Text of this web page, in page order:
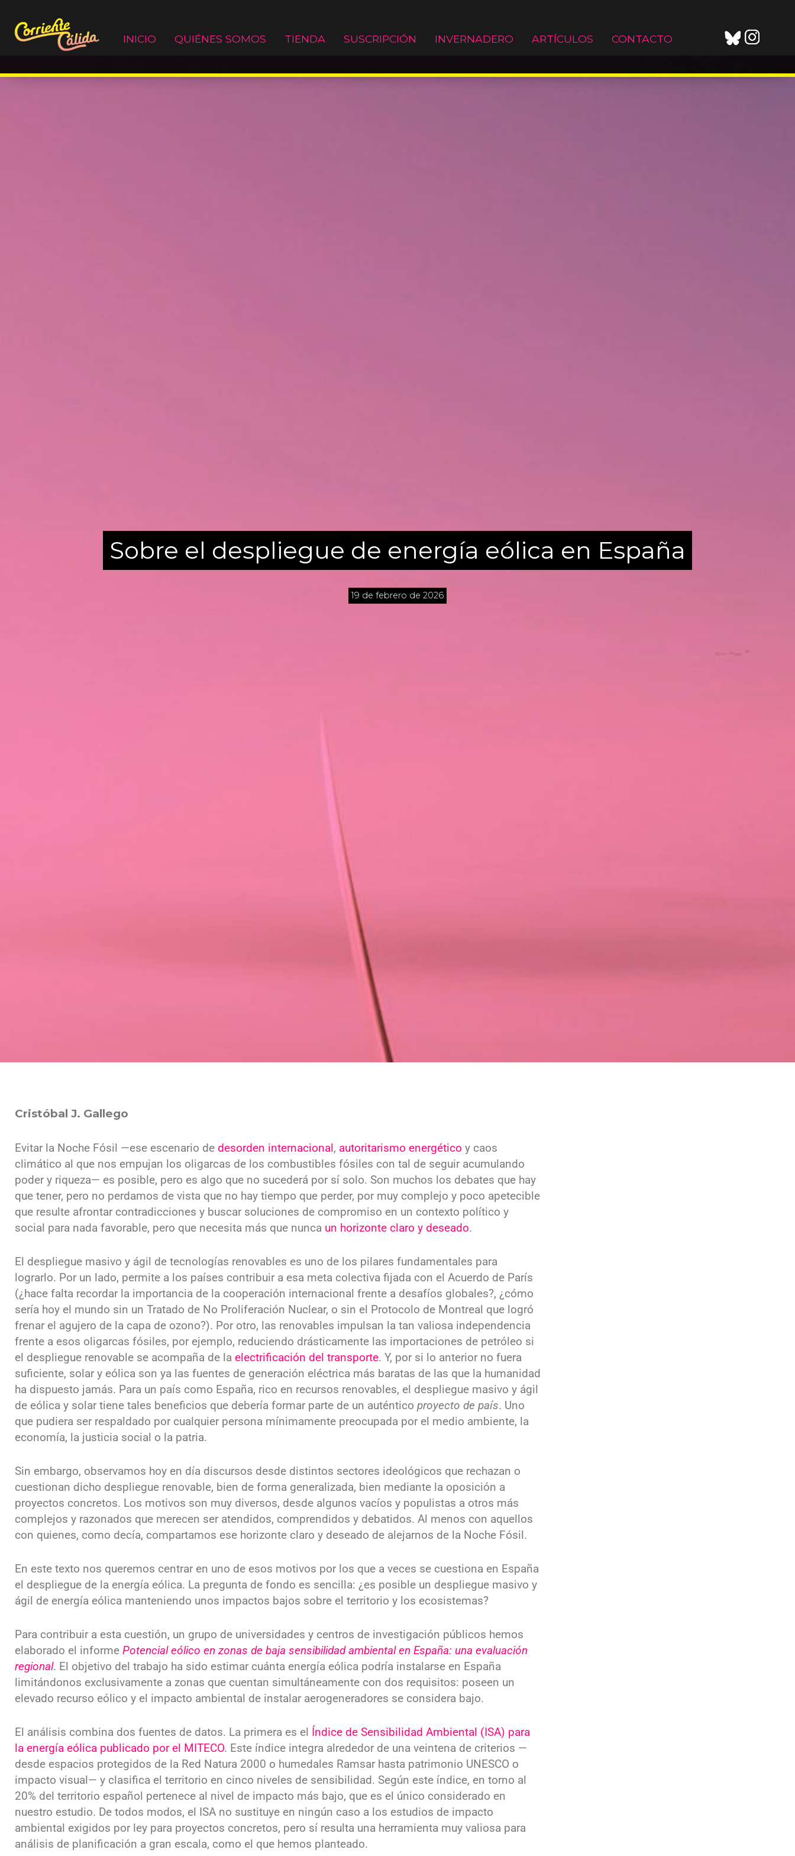
Saltar
INICIO QUIÉNES SOMOS TIENDA SUSCRIPCIÓN INVERNADERO ARTÍCULOS CONTACTO
Sobre el despliegue de energía eólica en España
19 de febrero de 2026
Cristóbal J. Gallego
Evitar la Noche Fósil —ese escenario de desorden internacional , autoritarismo energético y caos
climático al que nos empujan los oligarcas de los combustibles fósiles con tal de seguir acumulando
poder y riqueza— es posible, pero es algo que no sucederá por sí solo. Son muchos los debates que hay
que tener, pero no perdamos de vista que no hay tiempo que perder, por muy complejo y poco apetecible
que resulte afrontar contradicciones y buscar soluciones de compromiso en un contexto político y
social para nada favorable, pero que necesita más que nunca un horizonte claro y deseado.
El despliegue masivo y ágil de tecnologías renovables es uno de los pilares fundamentales para
lograrlo. Por un lado, permite a los países contribuir a esa meta colectiva fijada con el Acuerdo de París
(¿hace falta recordar la importancia de la cooperación internacional frente a desafíos globales?, ¿cómo
sería hoy el mundo sin un Tratado de No Proliferación Nuclear, o sin el Protocolo de Montreal que logró
frenar el agujero de la capa de ozono?). Por otro, las renovables impulsan la tan valiosa independencia
frente a esos oligarcas fósiles, por ejemplo, reduciendo drásticamente las importaciones de petróleo si
el despliegue renovable se acompaña de la electrificación del transporte. Y, por si lo anterior no fuera
suficiente, solar y eólica son ya las fuentes de generación eléctrica más baratas de las que la humanidad
ha dispuesto jamás. Para un país como España, rico en recursos renovables, el despliegue masivo y ágil
de eólica y solar tiene tales beneficios que debería formar parte de un auténtico proyecto de país. Uno
que pudiera ser respaldado por cualquier persona mínimamente preocupada por el medio ambiente, la
economía, la justicia social o la patria.
Sin embargo, observamos hoy en día discursos desde distintos sectores ideológicos que rechazan o
cuestionan dicho despliegue renovable, bien de forma generalizada, bien mediante la oposición a
proyectos concretos. Los motivos son muy diversos, desde algunos vacíos y populistas a otros más
complejos y razonados que merecen ser atendidos, comprendidos y debatidos. Al menos con aquellos
con quienes, como decía, compartamos ese horizonte claro y deseado de alejarnos de la Noche Fósil.
En este texto nos queremos centrar en uno de esos motivos por los que a veces se cuestiona en España
el despliegue de la energía eólica. La pregunta de fondo es sencilla: ¿es posible un despliegue masivo y
ágil de energía eólica manteniendo unos impactos bajos sobre el territorio y los ecosistemas?
Para contribuir a esta cuestión, un grupo de universidades y centros de investigación públicos hemos
elaborado el informe Potencial eólico en zonas de baja sensibilidad ambiental en España: una evaluación
regional. El objetivo del trabajo ha sido estimar cuánta energía eólica podría instalarse en España
limitándonos exclusivamente a zonas que cuentan simultáneamente con dos requisitos: poseen un
elevado recurso eólico y el impacto ambiental de instalar aerogeneradores se considera bajo.
El análisis combina dos fuentes de datos. La primera es el
Índice de Sensibilidad Ambiental (ISA) para
la energía eólica publicado por el MITECO. Este índice integra alrededor de una veintena de criterios —
desde espacios protegidos de la Red Natura 2000 o humedales Ramsar hasta patrimonio UNESCO o
impacto visual— y clasifica el territorio en cinco niveles de sensibilidad. Según este índice, en torno al
20% del territorio español pertenece al nivel de impacto más bajo, que es el único considerado en
nuestro estudio. De todos modos, el ISA no sustituye en ningún caso a los estudios de impacto
ambiental exigidos por ley para proyectos concretos, pero sí resulta una herramienta muy valiosa para
análisis de planificación a gran escala, como el que hemos planteado.